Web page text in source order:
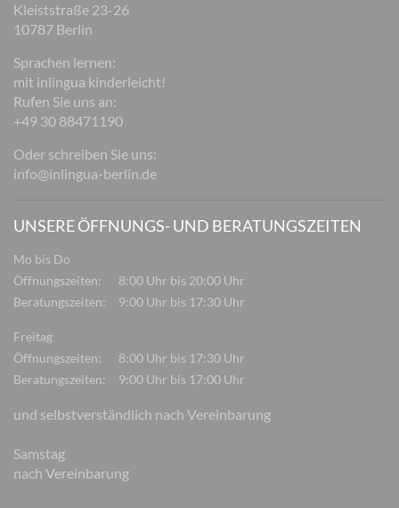
Kleiststraße 23-26
10787 Berlin
Sprachen lernen:
mit inlingua kinderleicht!
Rufen Sie uns an:
+49 30 88471190
Oder schreiben Sie uns:
info@inlingua-berlin.de
UNSERE ÖFFNUNGS- UND BERATUNGSZEITEN
Mo bis Do
Öffnungszeiten:
8:00 Uhr bis 20:00 Uhr
Beratungszeiten:
9:00 Uhr bis 17:30 Uhr
Freitag
Öffnungszeiten:
8:00 Uhr bis 17:30 Uhr
Beratungszeiten:
9:00 Uhr bis 17:00 Uhr
und selbstverständlich nach Vereinbarung
Samstag
nach Vereinbarung